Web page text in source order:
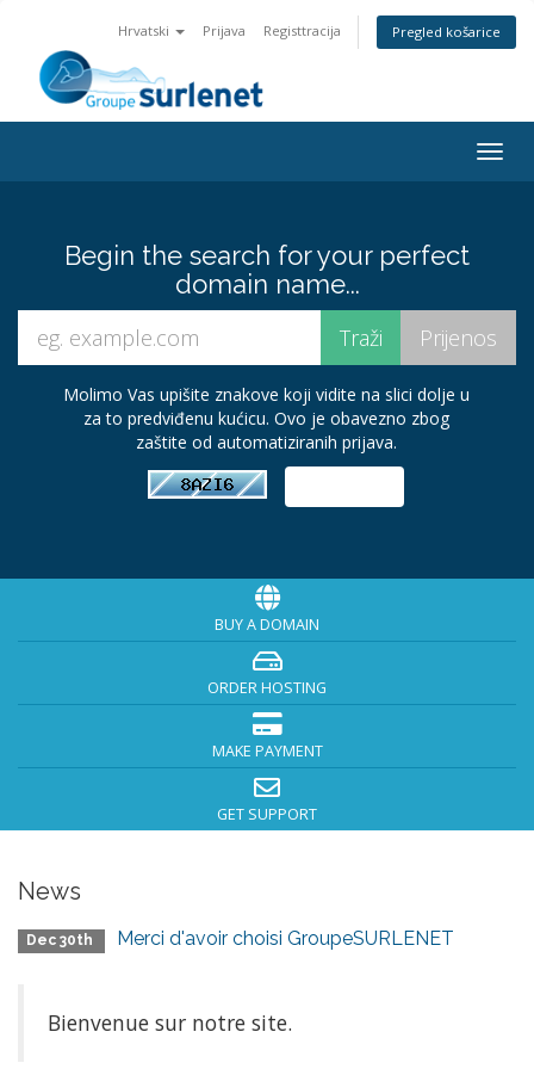
Hrvatski Prijava Registtracija Pregled košarice
Begin the search for your perfect
domain name...
Molimo Vas upišite znakove koji vidite na slici dolje u
za to predviđenu kućicu. Ovo je obavezno zbog
zaštite od automatiziranih prijava.
BUY A DOMAIN
ORDER HOSTING
MAKE PAYMENT
GET SUPPORT
News
Dec 30th Merci d'avoir choisi GroupeSURLENET
Bienvenue sur notre site.